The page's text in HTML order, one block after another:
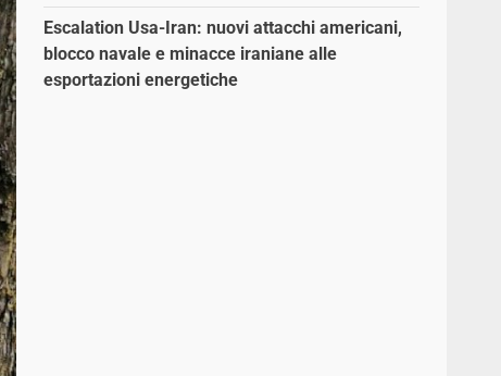
Escalation Usa-Iran: nuovi attacchi americani,
blocco navale e minacce iraniane alle
esportazioni energetiche